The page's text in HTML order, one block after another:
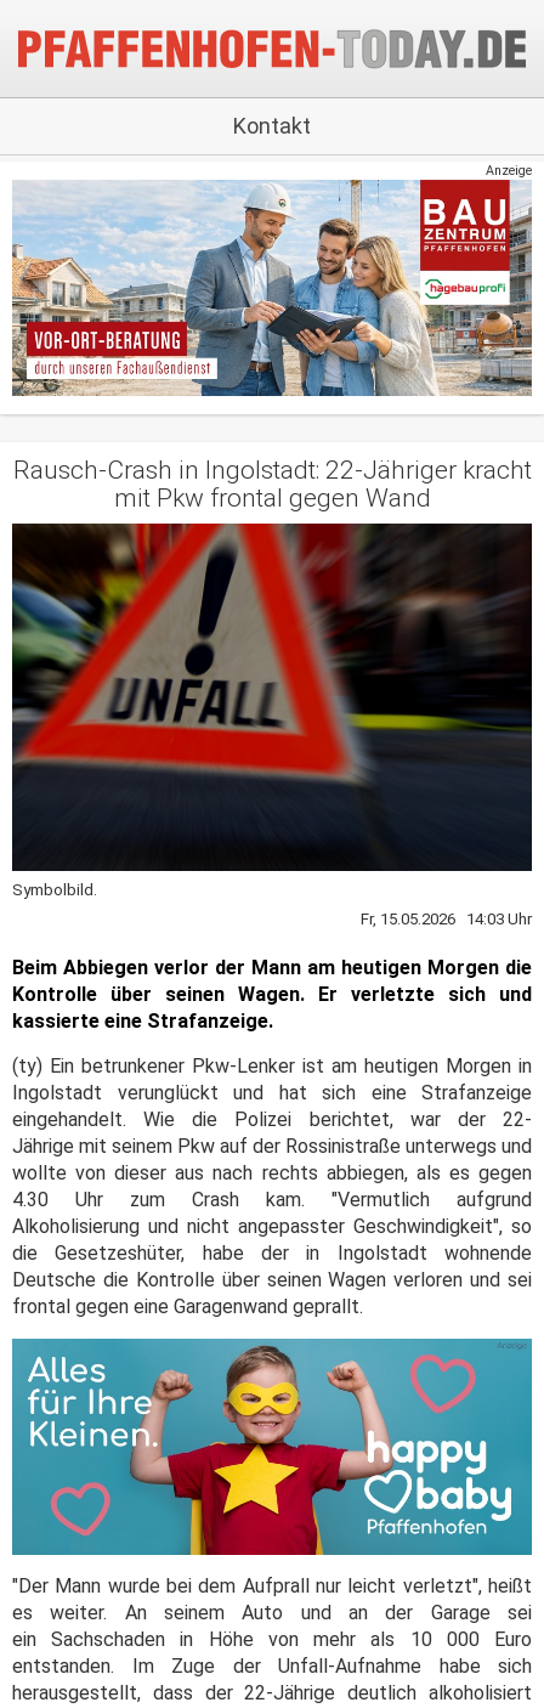
Kontakt
Anzeige
Rausch-Crash in Ingolstadt: 22-Jähriger kracht
mit Pkw frontal gegen Wand
Symbolbild.
Fr, 15.05.2026 14:03 Uhr
Beim Abbiegen verlor der Mann am heutigen Morgen die
Kontrolle über seinen Wagen. Er verletzte sich und
kassierte eine Strafanzeige.
(ty) Ein betrunkener Pkw-Lenker ist am heutigen Morgen in
Ingolstadt verunglückt und hat sich eine Strafanzeige
eingehandelt. Wie die Polizei berichtet, war der 22-
Jährige mit seinem Pkw auf der Rossinistraße unterwegs und
wollte von dieser aus nach rechts abbiegen, als es gegen
4.30 Uhr zum Crash kam. "Vermutlich aufgrund
Alkoholisierung und nicht angepasster Geschwindigkeit", so
die Gesetzeshüter, habe der in Ingolstadt wohnende
Deutsche die Kontrolle über seinen Wagen verloren und sei
frontal gegen eine Garagenwand geprallt.
"Der Mann wurde bei dem Aufprall nur leicht verletzt", heißt
es weiter. An seinem Auto und an der Garage sei
ein Sachschaden in Höhe von mehr als 10 000 Euro
entstanden. Im Zuge der Unfall-Aufnahme habe sich
herausgestellt, dass der 22-Jährige deutlich alkoholisiert